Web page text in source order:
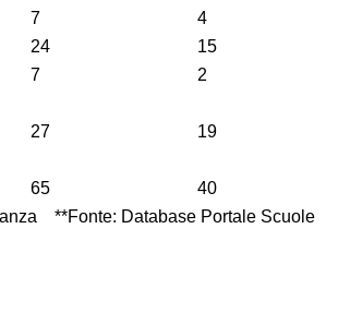
7
4
24
15
7 2
27 19
65
40
**Fonte: Database Portale Scuole